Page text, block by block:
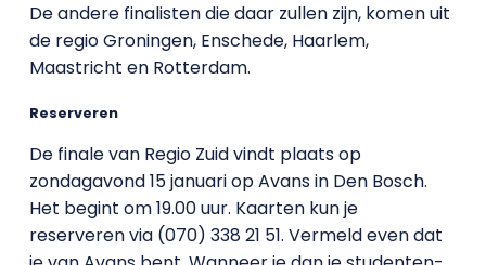
De andere finalisten die daar zullen zijn, komen uit
de regio Groningen, Enschede, Haarlem,
Maastricht en Rotterdam.
Reserveren
De finale van Regio Zuid vindt plaats op
zondagavond 15 januari op Avans in Den Bosch.
Het begint om 19.00 uur. Kaarten kun je
reserveren via (070) 338 21 51. Vermeld even dat